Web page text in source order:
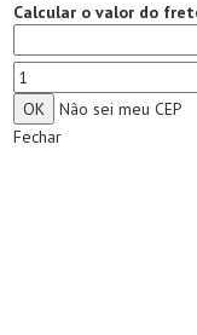
Calcular o valor do
Não sei meu CEP
Fechar